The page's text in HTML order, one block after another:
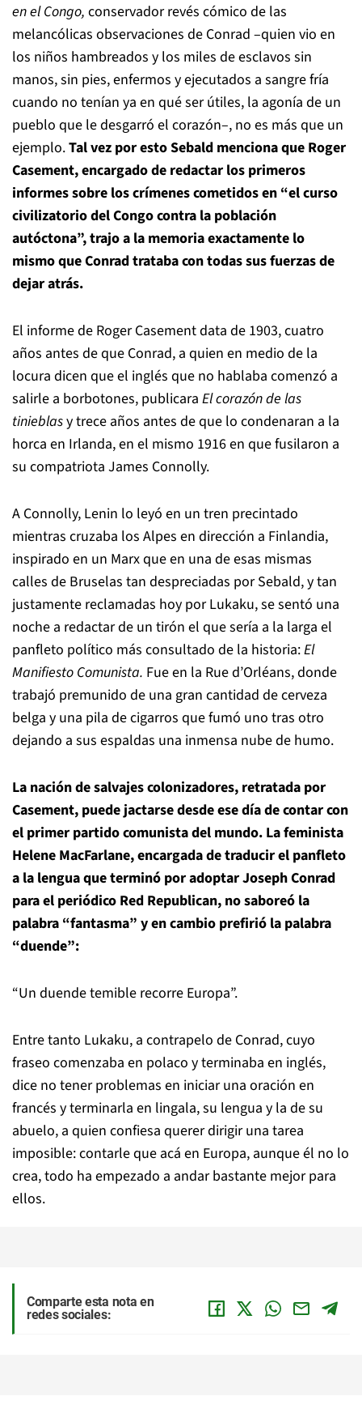
en el Congo, conservador revés cómico de las
melancólicas observaciones de Conrad –quien vio en
los niños hambreados y los miles de esclavos sin
manos, sin pies, enfermos y ejecutados a sangre fría
cuando no tenían ya en qué ser útiles, la agonía de un
pueblo que le desgarró el corazón–, no es más que un
ejemplo.Tal vez por esto Sebald menciona que Roger
Casement, encargado de redactar los primeros
informes sobre los crímenes cometidos en “el curso
civilizatorio del Congo contra la población
autóctona”, trajo a la memoria exactamente lo
mismo que Conrad trataba con todas sus fuerzas de
dejar atrás.
El informe de Roger Casement data de 1903, cuatro
años antes de que Conrad, a quien en medio de la
locura dicen que el inglés que no hablaba comenzó a
salirle a borbotones, publicara El corazón de las
tinieblasy trece años antes de que lo condenaran a la
horca en Irlanda, en el mismo 1916 en que fusilaron a
su compatriota James Connolly.
A Connolly, Lenin lo leyó en un tren precintado
mientras cruzaba los Alpes en dirección a Finlandia,
inspirado en un Marx que en una de esas mismas
calles de Bruselas tan despreciadas por Sebald, y tan
justamente reclamadas hoy por Lukaku, se sentó una
noche a redactar de un tirón el que sería a la larga el
panfleto político más consultado de la historia:El
Manifiesto Comunista. Fue en la Rue d’Orléans, donde
trabajó premunido de una gran cantidad de cerveza
belga y una pila de cigarros que fumó uno tras otro
dejando a sus espaldas una inmensa nube de humo.
La nación de salvajes colonizadores, retratada por
Casement, puede jactarse desde ese día de contar con
el primer partido comunista del mundo. La feminista
Helene MacFarlane, encargada de traducir el panfleto
a la lengua que terminó por adoptar Joseph Conrad
para el periódico Red Republican, no saboreó la
palabra “fantasma” y en cambio prefirió la palabra
“duende”:
“Un duende temible recorre Europa”.
Entre tanto Lukaku, a contrapelo de Conrad, cuyo
fraseo comenzaba en polaco y terminaba en inglés,
dice no tener problemas en iniciar una oración en
francés y terminarla en lingala, su lengua y la de su
abuelo, a quien confiesa querer dirigir una tarea
imposible: contarle que acá en Europa, aunque él no lo
crea, todo ha empezado a andar bastante mejor para
ellos.
Comparte esta nota en
redes sociales: